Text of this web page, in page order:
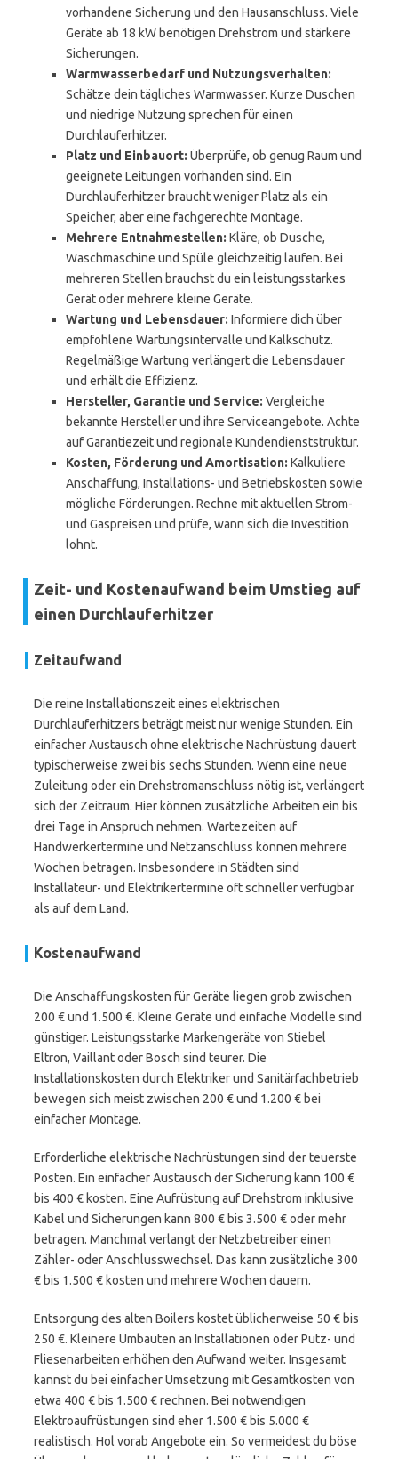
vorhandene Sicherung und den Hausanschluss. Viele
Geräte ab 18 kW benötigen Drehstrom und stärkere
Sicherungen.
Warmwasserbedarf und Nutzungsverhalten:
Schätze dein tägliches Warmwasser. Kurze Duschen
und niedrige Nutzung sprechen für einen
Durchlauferhitzer.
Platz und Einbauort: Überprüfe, ob genug Raum und
geeignete Leitungen vorhanden sind. Ein
Durchlauferhitzer braucht weniger Platz als ein
Speicher, aber eine fachgerechte Montage.
Mehrere Entnahmestellen: Kläre, ob Dusche,
Waschmaschine und Spüle gleichzeitig laufen. Bei
mehreren Stellen brauchst du ein leistungsstarkes
Gerät oder mehrere kleine Geräte.
Wartung und Lebensdauer: Informiere dich über
empfohlene Wartungsintervalle und Kalkschutz.
Regelmäßige Wartung verlängert die Lebensdauer
und erhält die Effizienz.
Hersteller, Garantie und Service: Vergleiche
bekannte Hersteller und ihre Serviceangebote. Achte
auf Garantiezeit und regionale Kundendienststruktur.
Kosten, Förderung und Amortisation: Kalkuliere
Anschaffung, Installations- und Betriebskosten sowie
mögliche Förderungen. Rechne mit aktuellen Strom-
und Gaspreisen und prüfe, wann sich die Investition
lohnt.
Zeit- und Kostenaufwand beim Umstieg auf
einen Durchlauferhitzer
Zeitaufwand
Die reine Installationszeit eines elektrischen
Durchlauferhitzers beträgt meist nur wenige Stunden. Ein
einfacher Austausch ohne elektrische Nachrüstung dauert
typischerweise zwei bis sechs Stunden. Wenn eine neue
Zuleitung oder ein Drehstromanschluss nötig ist, verlängert
sich der Zeitraum. Hier können zusätzliche Arbeiten ein bis
drei Tage in Anspruch nehmen. Wartezeiten auf
Handwerkertermine und Netzanschluss können mehrere
Wochen betragen. Insbesondere in Städten sind
Installateur- und Elektrikertermine oft schneller verfügbar
als auf dem Land.
Kostenaufwand
Die Anschaffungskosten für Geräte liegen grob zwischen
200 € und 1.500 €. Kleine Geräte und einfache Modelle sind
günstiger. Leistungsstarke Markengeräte von Stiebel
Eltron, Vaillant oder Bosch sind teurer. Die
Installationskosten durch Elektriker und Sanitärfachbetrieb
bewegen sich meist zwischen 200 € und 1.200 € bei
einfacher Montage.
Erforderliche elektrische Nachrüstungen sind der teuerste
Posten. Ein einfacher Austausch der Sicherung kann 100 €
bis 400 € kosten. Eine Aufrüstung auf Drehstrom inklusive
Kabel und Sicherungen kann 800 € bis 3.500 € oder mehr
betragen. Manchmal verlangt der Netzbetreiber einen
Zähler- oder Anschlusswechsel. Das kann zusätzliche 300
€ bis 1.500 € kosten und mehrere Wochen dauern.
Entsorgung des alten Boilers kostet üblicherweise 50 € bis
250 €. Kleinere Umbauten an Installationen oder Putz- und
Fliesenarbeiten erhöhen den Aufwand weiter. Insgesamt
kannst du bei einfacher Umsetzung mit Gesamtkosten von
etwa 400 € bis 1.500 € rechnen. Bei notwendigen
Elektroaufrüstungen sind eher 1.500 € bis 5.000 €
realistisch. Hol vorab Angebote ein. So vermeidest du böse